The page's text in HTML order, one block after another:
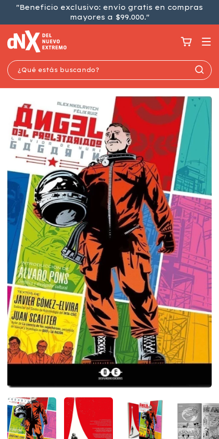
"Beneficio exclusivo: envío gratis en compras
mayores a $99.000."